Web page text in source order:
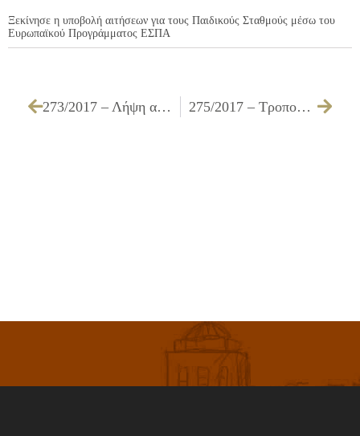
Ξεκίνησε η υποβολή αιτήσεων για τους Παιδικούς Σταθμούς μέσω του
Ευρωπαϊκού Προγράμματος ΕΣΠΑ
273/2017 – Λήψη απόφασης έγκριση διάβασης πεζών επί της οδού ΚΑΠΕΤΑΝ ΒΕΡΡΑ κοντά στη συμβολή με την οδό ΠΗΝΕΛΟΠΗΣ στο Δήμο Ιλίου 275/2017 – Τροποποίηση της υπ’ αριθμ. 134/2015 Α.Δ.Σ.